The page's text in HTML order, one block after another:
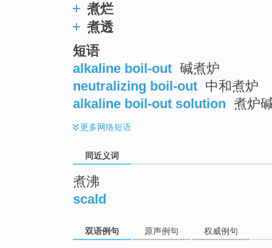
煮烂
煮透
短语
alkaline boil-out 碱煮炉
neutralizing boil-out 中和煮炉
alkaline boil-out solution 煮炉
更多网络短语
同近义词
煮沸
scald
双语例句 原声例句 权威例句